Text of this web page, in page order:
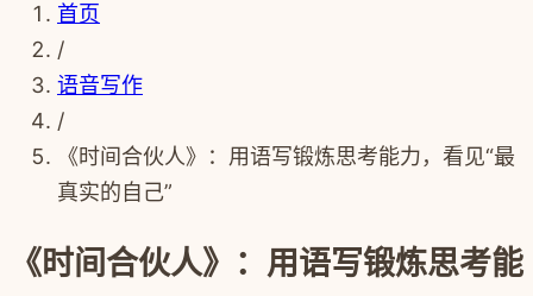
首页
/
语音写作
/
《时间合伙人》：用语写锻炼思考能力，看见“最
真实的自己”
《时间合伙人》：用语写锻炼思考能